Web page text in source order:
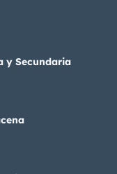
y Secundaria